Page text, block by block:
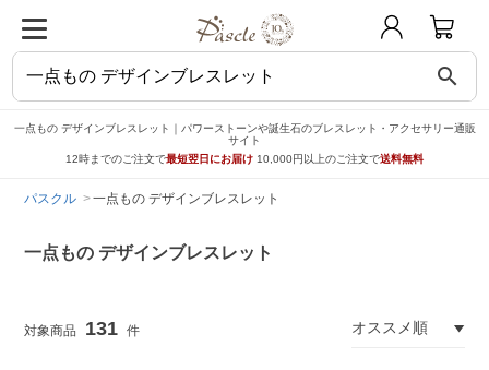
search
一点もの デザインブレスレット｜パワーストーンや誕生石のブレスレット・アクセサリー通販
サイト
12時までのご注文で最短翌日にお届け 10,000円以上のご注文で送料無料
パスクル 一点もの デザインブレスレット
一点もの デザインブレスレット
131